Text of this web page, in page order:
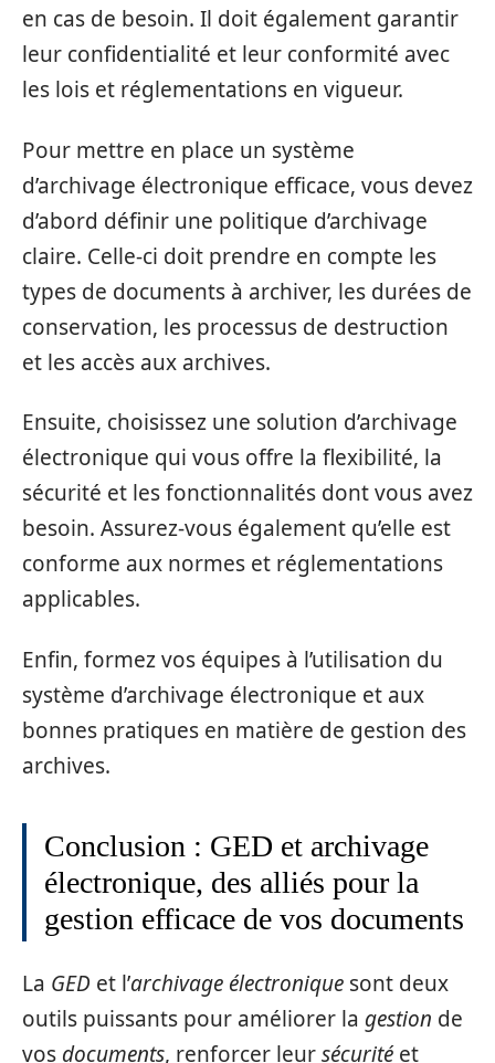
en cas de besoin. Il doit également garantir
leur confidentialité et leur conformité avec
les lois et réglementations en vigueur.
Pour mettre en place un système
d’archivage électronique efficace, vous devez
d’abord définir une politique d’archivage
claire. Celle-ci doit prendre en compte les
types de documents à archiver, les durées de
conservation, les processus de destruction
et les accès aux archives.
Ensuite, choisissez une solution d’archivage
électronique qui vous offre la flexibilité, la
sécurité et les fonctionnalités dont vous avez
besoin. Assurez-vous également qu’elle est
conforme aux normes et réglementations
applicables.
Enfin, formez vos équipes à l’utilisation du
système d’archivage électronique et aux
bonnes pratiques en matière de gestion des
archives.
Conclusion : GED et archivage
électronique, des alliés pour la
gestion efficace de vos documents
La GED et l’archivage électronique sont deux
outils puissants pour améliorer la gestion de
vos documents, renforcer leursécurité et